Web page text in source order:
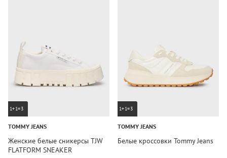
1+1=3
TOMMY JEANS
Женские белые сникерсы TJW
FLATFORM SNEAKER
1+1=3
TOMMY JEANS
Белые кроссовки Tommy Jeans